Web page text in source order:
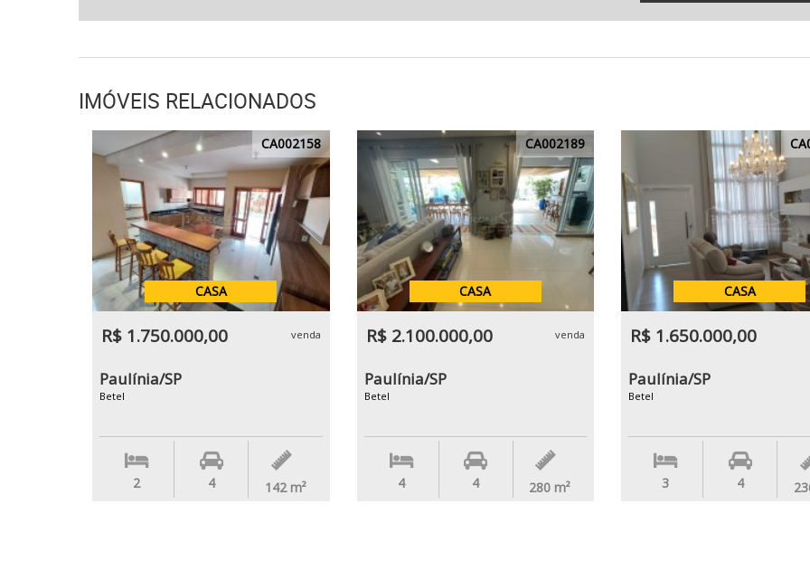
IMÓVEIS RELACIONADOS
CA002158
CASA
R$ 1.750.000,00 venda
Paulínia/SP
Betel
2 4 142 m²
CA002189
CASA
R$ 2.100.000,00 venda
Paulínia/SP
Betel
4 4 280 m²
CASA
R$ 1.650.000,00
Paulínia/SP
Betel
3 4